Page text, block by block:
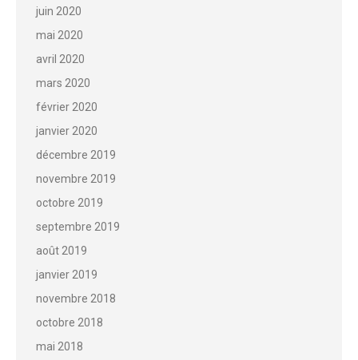
juin 2020
mai 2020
avril 2020
mars 2020
février 2020
janvier 2020
décembre 2019
novembre 2019
octobre 2019
septembre 2019
août 2019
janvier 2019
novembre 2018
octobre 2018
mai 2018